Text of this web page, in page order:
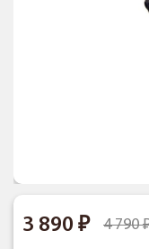
3 890 4 790